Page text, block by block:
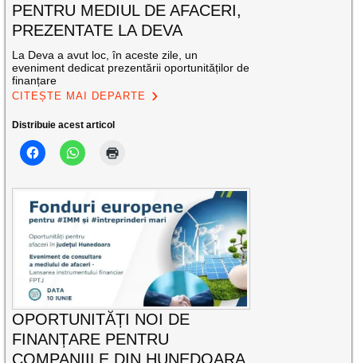
PENTRU MEDIUL DE AFACERI,
PREZENTATE LA DEVA
La Deva a avut loc, în aceste zile, un
eveniment dedicat prezentării oportunităților de
finanțare
CITEȘTE MAI DEPARTE
Distribuie acest articol
OPORTUNITĂȚI NOI DE
FINANȚARE PENTRU
COMPANIILE DIN HUNEDOARA,